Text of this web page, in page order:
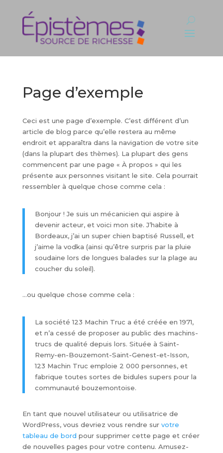
Page d’exemple
Ceci est une page d’exemple. C’est différent d’un
article de blog parce qu’elle restera au même
endroit et apparaîtra dans la navigation de votre site
(dans la plupart des thèmes). La plupart des gens
commencent par une page « À propos » qui les
présente aux personnes visitant le site. Cela pourrait
ressembler à quelque chose comme cela :
Bonjour ! Je suis un mécanicien qui aspire à
devenir acteur, et voici mon site. J’habite à
Bordeaux, j’ai un super chien baptisé Russell, et
j’aime la vodka (ainsi qu’être surpris par la pluie
soudaine lors de longues balades sur la plage au
coucher du soleil).
…ou quelque chose comme cela :
La société 123 Machin Truc a été créée en 1971,
et n’a cessé de proposer au public des machins-
trucs de qualité depuis lors. Située à Saint-
Remy-en-Bouzemont-Saint-Genest-et-Isson,
123 Machin Truc emploie 2 000 personnes, et
fabrique toutes sortes de bidules supers pour la
communauté bouzemontoise.
En tant que nouvel utilisateur ou utilisatrice de
WordPress, vous devriez vous rendre sur votre
tableau de bord pour supprimer cette page et créer
de nouvelles pages pour votre contenu. Amusez-